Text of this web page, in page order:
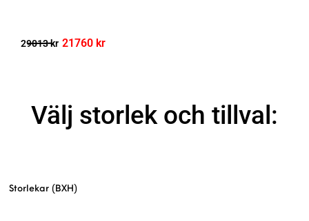
29013kr 21760 kr
Välj storlek och tillval:
Storlekar (BXH)